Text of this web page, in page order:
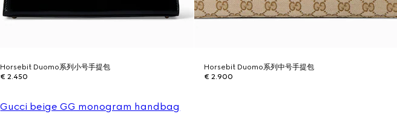
Horsebit Duomo系列小号手提包
€ 2.450
Horsebit Duomo系列中号手提包
€ 2.900